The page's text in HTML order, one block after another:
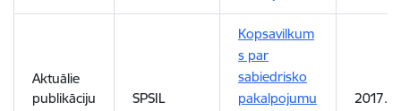
Aktuālie
publikāciju
SPSIL
Kopsavilkum
s par
sabiedrisko
pakalpojumu
2017.